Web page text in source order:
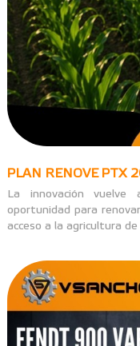
PLAN RENOVE PTX
La innovación
oportunidad para
acceso a la agricultura de